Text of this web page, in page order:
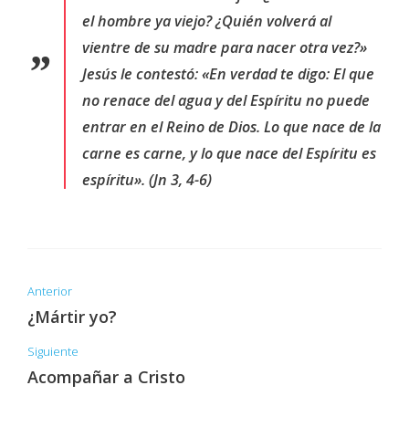
el hombre ya viejo? ¿Quién volverá al
vientre de su madre para nacer otra vez?»
Jesús le contestó: «En verdad te digo: El que
no renace del agua y del Espíritu no puede
entrar en el Reino de Dios. Lo que nace de la
carne es carne, y lo que nace del Espíritu es
espíritu». (Jn 3, 4-6)
Anterior
¿Mártir yo?
Siguiente
Acompañar a Cristo